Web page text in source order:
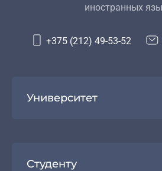
иностранных
+375 (212) 49-53-52
Университет
Студенту